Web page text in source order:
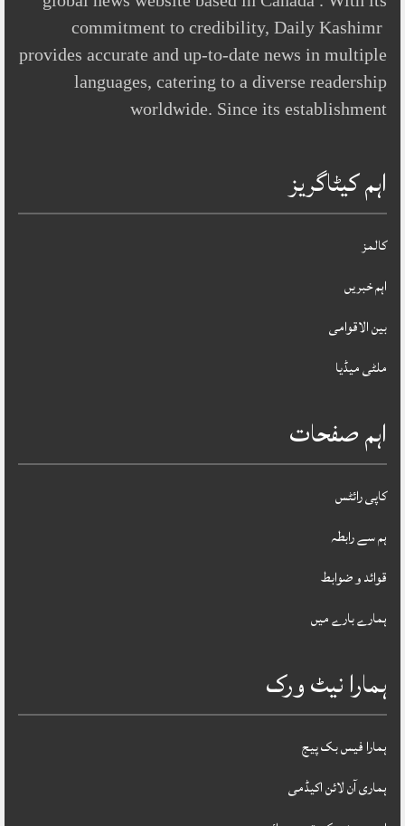
commitment to credibility, Daily Kashimr
provides accurate and up-to-date news in multiple
languages, catering to a diverse readership
worldwide. Since its establishment
اہم کیٹاگریز
کالمز
اہم خبریں
بین الاقوامی
ملٹی میڈیا
اہم صفحات
کاپی رائٹس
ہم سے رابطہ
قوائد و ضوابط
ہمارے بارے میں
ہمارا نیٹ ورک
ہمارا فیس بک پیج
ہماری آن لائن اکیڈمی